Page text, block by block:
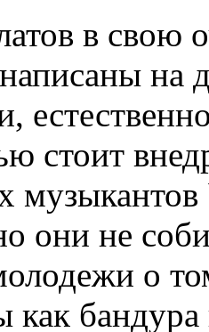
в свою
на
стоит
они не
о
как